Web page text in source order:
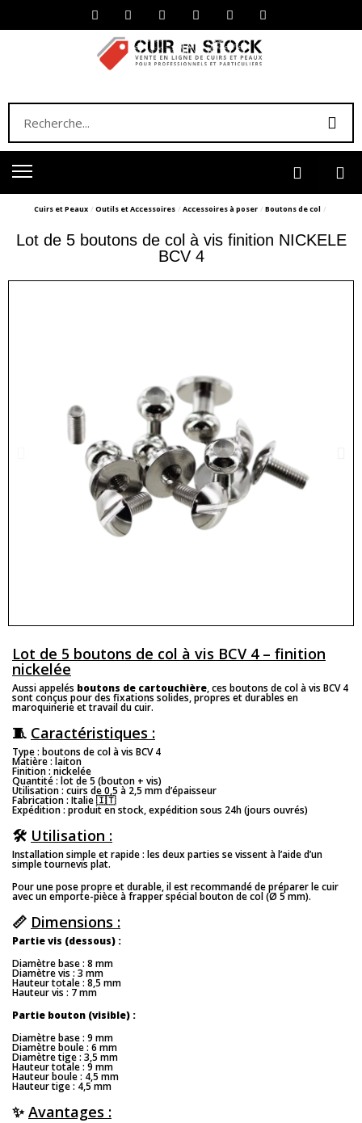
Cuirs et Peaux Outils et Accessoires Accessoires à poser Boutons de col
Lot de 5 boutons de col à vis finition NICKELE
BCV 4
Lot de 5 boutons de col à vis BCV 4 – finition
nickelée
Aussi appelés boutons de cartouchière, ces boutons de col à vis BCV 4
sont conçus pour des fixations solides, propres et durables en
maroquinerie et travail du cuir.
🧵 Caractéristiques :
Type : boutons de col à vis BCV 4
Matière : laiton
Finition : nickelée
Quantité : lot de 5 (bouton + vis)
Utilisation : cuirs de 0,5 à 2,5 mm d’épaisseur
Fabrication : Italie 🇮🇹
Expédition : produit en stock, expédition sous 24h (jours ouvrés)
🛠️ Utilisation :
Installation simple et rapide : les deux parties se vissent à l’aide d’un
simple tournevis plat.
Pour une pose propre et durable, il est recommandé de préparer le cuir
avec un emporte-pièce à frapper spécial bouton de col (Ø 5 mm).
📏 Dimensions :
Partie vis (dessous) :
Diamètre base : 8 mm
Diamètre vis : 3 mm
Hauteur totale : 8,5 mm
Hauteur vis : 7 mm
Partie bouton (visible) :
Diamètre base : 9 mm
Diamètre boule : 6 mm
Diamètre tige : 3,5 mm
Hauteur totale : 9 mm
Hauteur boule : 4,5 mm
Hauteur tige : 4,5 mm
✨Avantages :